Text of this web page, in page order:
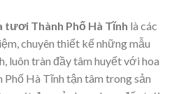
tươi Thành Phố Hà Tĩnh là các
chuyên thiết kế những mẫu
luôn tràn đầy tâm huyết với hoa
Hà Tĩnh tận tâm trong sản